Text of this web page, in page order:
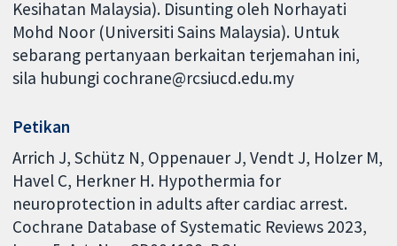
Kesihatan Malaysia). Disunting oleh Norhayati
Mohd Noor (Universiti Sains Malaysia). Untuk
sebarang pertanyaan berkaitan terjemahan ini,
sila hubungi cochrane@rcsiucd.edu.my
Petikan
Arrich J, Schütz N, Oppenauer J, Vendt J, Holzer M,
Havel C, Herkner H. Hypothermia for
neuroprotection in adults after cardiac arrest.
Cochrane Database of Systematic Reviews 2023,